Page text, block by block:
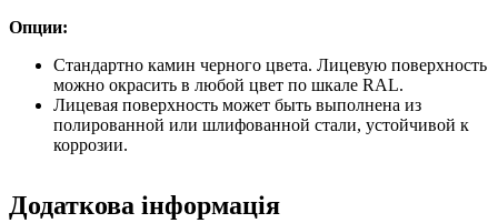
Опции:
Стандартно камин черного цвета. Лицевую поверхность
можно окрасить в любой цвет по шкале RAL.
Лицевая поверхность может быть выполнена из
полированной или шлифованной стали, устойчивой к
коррозии.
Додаткова інформація